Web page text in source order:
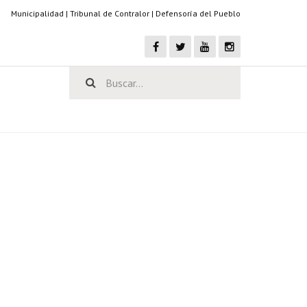
Municipalidad | Tribunal de Contralor | Defensoría del Pueblo